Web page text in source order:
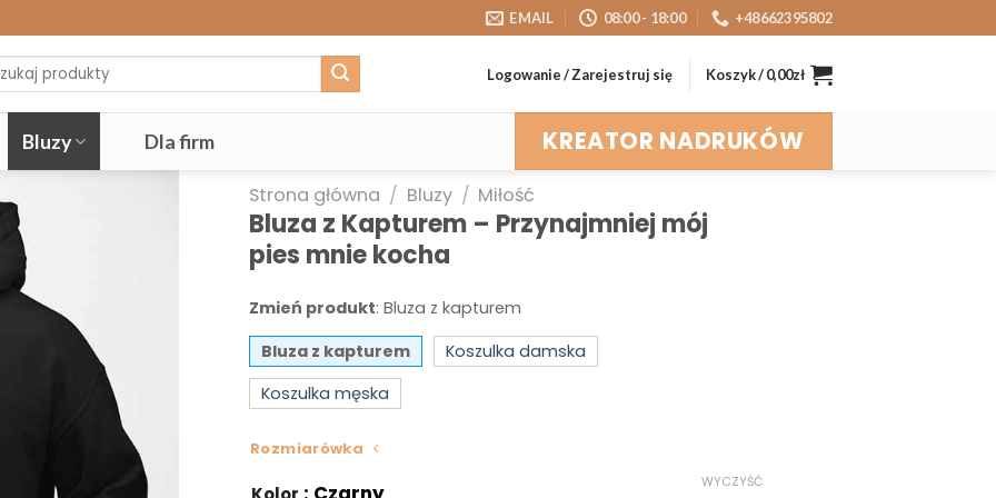
EMAIL 08:00 - 18:00 +48662395802
Logowanie / Zarejestruj się Koszyk /0,00zł
Bluzy Dla firm KREATOR NADRUKÓW
Strona główna / Bluzy / Miłość
Bluza z Kapturem – Przynajmniej mój
pies mnie kocha
Zmień produkt: Bluza z kapturem
Bluza z kapturem
Koszulka damska
Koszulka męska
Rozmiarówka
WYCZYŚĆ